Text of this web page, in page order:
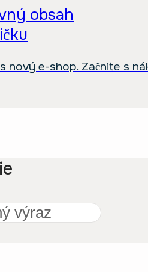
obsah
nový e-shop. Začnite s